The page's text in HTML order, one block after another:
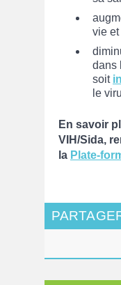
vie
dans
soit
le
En savoir
VIH/Sida,
la Plate-